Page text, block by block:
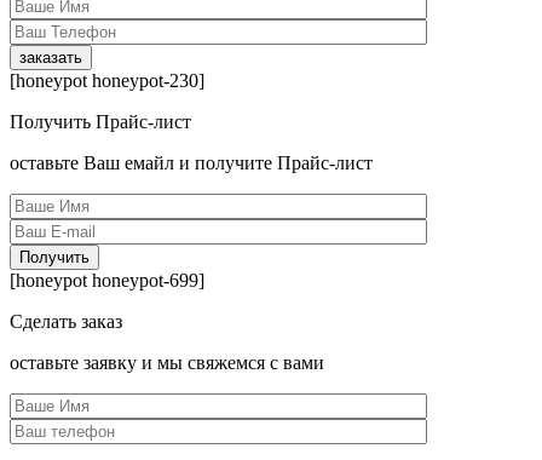
[honeypot honeypot-230]
Получить Прайс-лист
оcтавьте Ваш емайл и получите Прайс-лист
[honeypot honeypot-699]
Сделать заказ
оcтавьте заявку и мы свяжемся с вами